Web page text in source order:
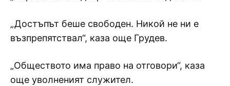
„Достъпът беше свободен. Никой не ни е
възпрепятствал“, каза още Грудев.
„Обществото има право на отговори“, каза
още уволненият служител.